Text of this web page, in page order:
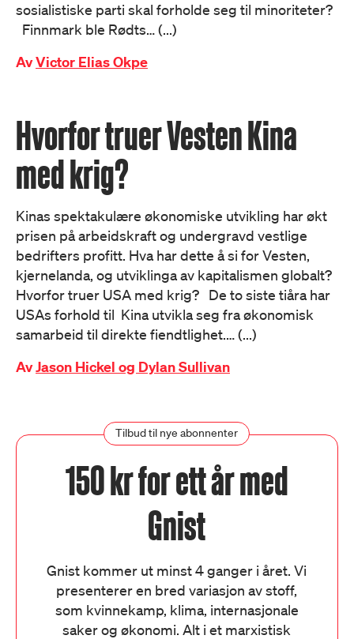
sosialistiske parti skal forholde seg til minoriteter?
Finnmark ble Rødts… (...)
AvVictor Elias Okpe
Hvorfor truer Vesten Kina
med krig?
Kinas spektakulære økonomiske utvikling har økt
prisen på arbeidskraft og undergravd vestlige
bedrifters profitt. Hva har dette å si for Vesten,
kjernelanda, og utviklinga av kapitalismen globalt?
Hvorfor truer USA med krig? De to siste tiåra har
USAs forhold til Kina utvikla seg fra økonomisk
samarbeid til direkte fiendtlighet.… (...)
AvJason Hickel og Dylan Sullivan
Tilbud til nye abonnenter
150 kr for ett år med
Gnist
Gnist kommer ut minst 4 ganger i året. Vi
presenterer en bred variasjon av stoff,
som kvinnekamp, klima, internasjonale
saker og økonomi. Alt i et marxistisk